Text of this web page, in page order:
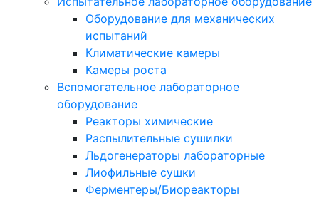
Оборудование для механических
испытаний
Климатические камеры
Камеры роста
Вспомогательное лабораторное
оборудование
Реакторы химические
Распылительные сушилки
Льдогенераторы лабораторные
Лиофильные сушки
Ферментеры/Биореакторы